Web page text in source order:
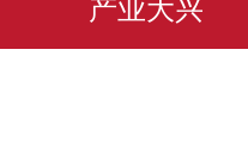
产业大兴